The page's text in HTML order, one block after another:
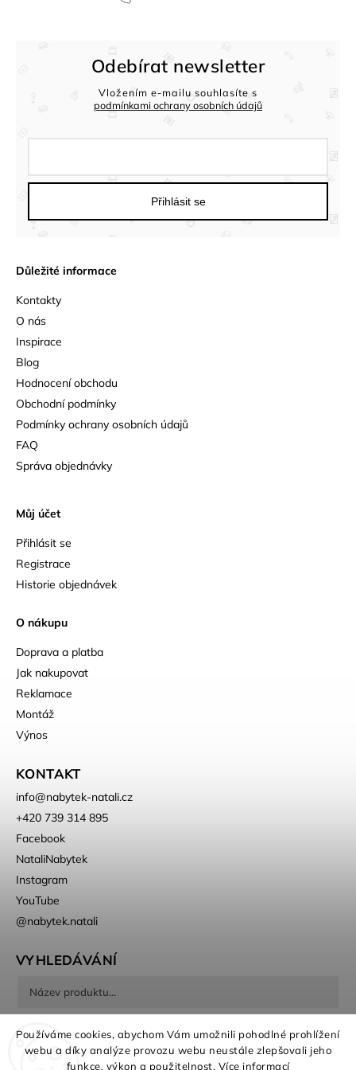
Používáme cookies, abychom Vám umožnili pohodlné prohlížení
webu a díky analýze provozu webu neustále zlepšovali jeho
funkce, výkon a použitelnost. Více informací
Důležité informace
Kontakty
O nás
Inspirace
Blog
Hodnocení obchodu
Obchodní podmínky
Podmínky ochrany osobních údajů
FAQ
Správa objednávky
Můj účet
Přihlásit se
Registrace
Historie objednávek
O nákupu
Doprava a platba
Jak nakupovat
Reklamace
Montáž
Výnos
KONTAKT
info@nabytek-natali.cz
+420 739 314 895
Facebook
NataliNabytek
Instagram
YouTube
@nabytek.natali
Odebírat newsletter
Vložením e-mailu souhlasíte s
podmínkami ochrany osobních údajů
Přihlásit se
VYHLEDÁVÁNÍ
Hledat